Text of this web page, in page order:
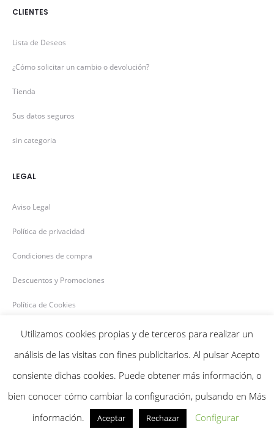
CLIENTES
Lista de Deseos
¿Cómo solicitar un cambio o devolución?
Tienda
Sus datos seguros
sin categoria
LEGAL
Aviso Legal
Política de privacidad
Condiciones de compra
Descuentos y Promociones
Política de Cookies
Bensiflor © 2020
F
I
n
Utilizamos cookies propias y de terceros para realizar un
análisis de las visitas con fines publicitarios. Al pulsar Acepto
consiente dichas cookies. Puede obtener más información, o
bien conocer cómo cambiar la configuración, pulsando en Más
información.
Aceptar Rechazar Configurar